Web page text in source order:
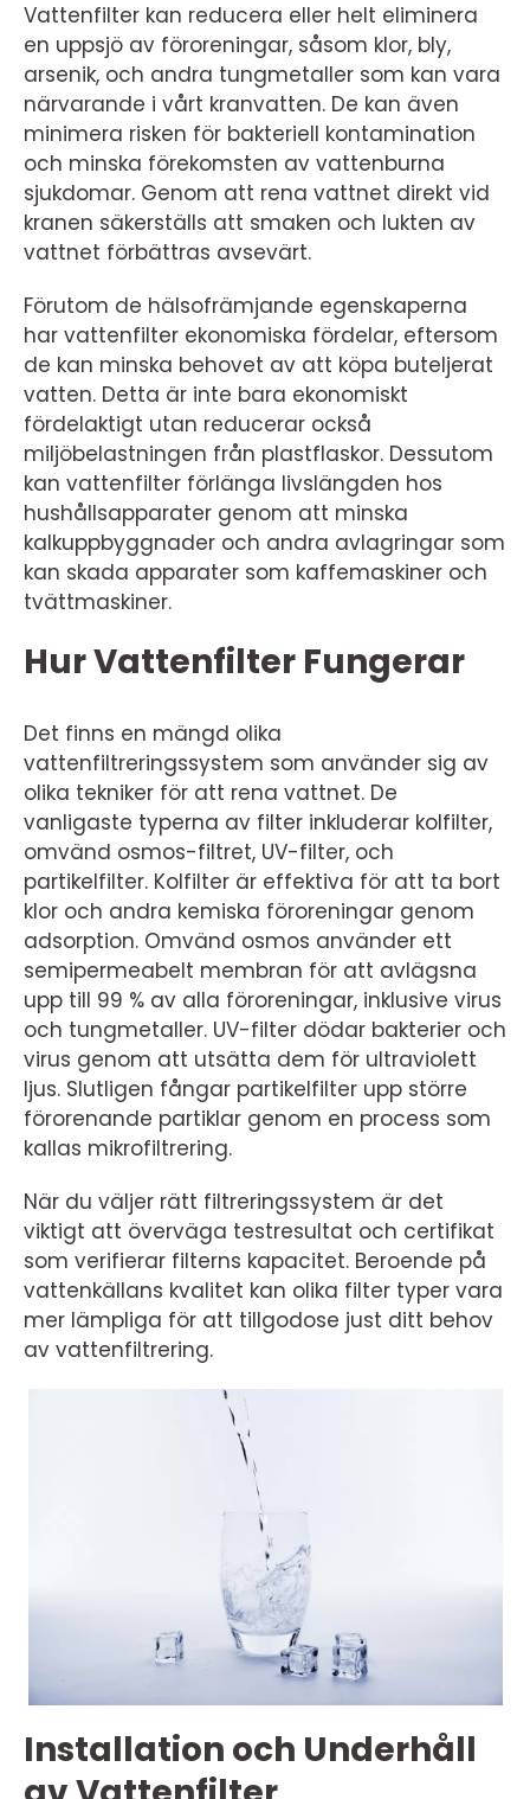
Vattenfilter kan reducera eller helt eliminera
en uppsjö av föroreningar, såsom klor, bly,
arsenik, och andra tungmetaller som kan vara
närvarande i vårt kranvatten. De kan även
minimera risken för bakteriell kontamination
och minska förekomsten av vattenburna
sjukdomar. Genom att rena vattnet direkt vid
kranen säkerställs att smaken och lukten av
vattnet förbättras avsevärt.
Förutom de hälsofrämjande egenskaperna
har vattenfilter ekonomiska fördelar, eftersom
de kan minska behovet av att köpa buteljerat
vatten. Detta är inte bara ekonomiskt
fördelaktigt utan reducerar också
miljöbelastningen från plastflaskor. Dessutom
kan vattenfilter förlänga livslängden hos
hushållsapparater genom att minska
kalkuppbyggnader och andra avlagringar som
kan skada apparater som kaffemaskiner och
tvättmaskiner.
Hur Vattenfilter Fungerar
Det finns en mängd olika
vattenfiltreringssystem som använder sig av
olika tekniker för att rena vattnet. De
vanligaste typerna av filter inkluderar kolfilter,
omvänd osmos-filtret, UV-filter, och
partikelfilter. Kolfilter är effektiva för att ta bort
klor och andra kemiska föroreningar genom
adsorption. Omvänd osmos använder ett
semipermeabelt membran för att avlägsna
upp till 99 % av alla föroreningar, inklusive virus
och tungmetaller. UV-filter dödar bakterier och
virus genom att utsätta dem för ultraviolett
ljus. Slutligen fångar partikelfilter upp större
förorenande partiklar genom en process som
kallas mikrofiltrering.
När du väljer rätt filtreringssystem är det
viktigt att överväga testresultat och certifikat
som verifierar filterns kapacitet. Beroende på
vattenkällans kvalitet kan olika filter typer vara
mer lämpliga för att tillgodose just ditt behov
av vattenfiltrering.
Installation och Underhåll